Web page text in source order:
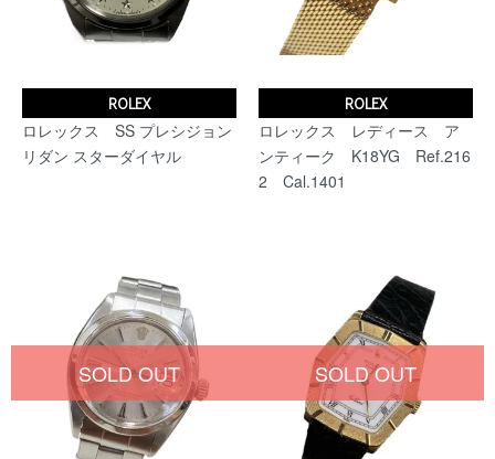
ROLEX
ロレックス SS プレシジョン
リダン スターダイヤル
ROLEX
ロレックス レディース ア
ンティーク K18YG Ref.216
2 Cal.1401
SOLD OUT SOLD OUT